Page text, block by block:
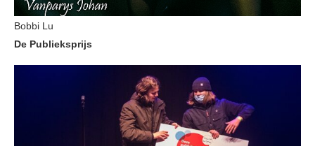
Bobbi Lu
De Publieksprijs